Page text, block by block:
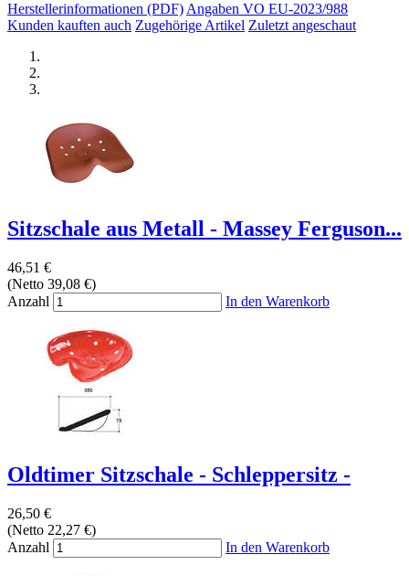
Herstellerinformationen (PDF)Angaben VO EU-2023/988
Kunden kauften auch Zugehörige Artikel Zuletzt angeschaut
Sitzschale aus Metall - Massey Ferguson...
46,51 €
(Netto 39,08 €)
Anzahl
In den Warenkorb
Oldtimer Sitzschale - Schleppersitz -
26,50 €
(Netto 22,27 €)
Anzahl
In den Warenkorb